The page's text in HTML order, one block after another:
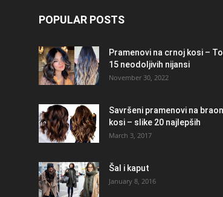
POPULAR POSTS
Pramenovi na crnoj kosi –
15 neodoljivih nijansi
November 30, 2022
Savršeni pramenovi na braon
kosi – slike 20 najlepših
March 3, 2017
Šal i kaput
January 8, 2016